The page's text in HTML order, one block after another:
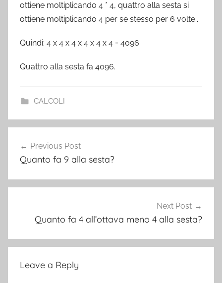
ottiene moltiplicando 4 * 4, quattro alla sesta si
ottiene moltiplicando 4 per se stesso per 6 volte..
Quindi: 4 x 4 x 4 x 4 x 4 x 4 = 4096
Quattro alla sesta fa 4096.
CALCOLI
navigation
Previous Post
Quanto fa 9 alla sesta?
Next Post
Quanto fa 4 all’ottava meno 4 alla sesta?
Leave a Reply